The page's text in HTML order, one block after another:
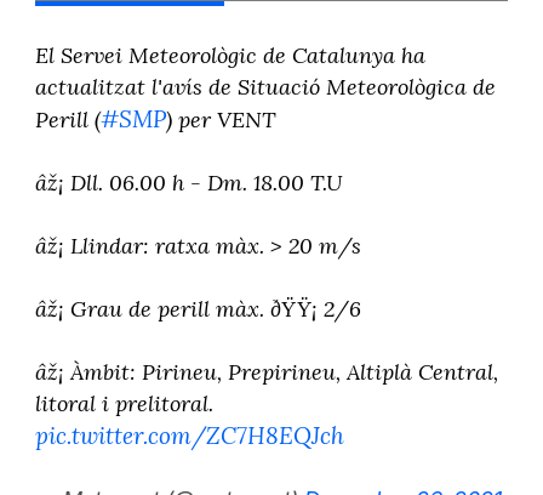
El Servei Meteorològic de Catalunya ha
actualitzat l'avís de Situació Meteorològica de
Perill (#SMP) per VENT
âž¡ Dll. 06.00 h - Dm. 18.00 T.U
âž¡ Llindar: ratxa màx. > 20 m/s
âž¡ Grau de perill màx. ðŸŸ¡ 2/6
âž¡ Àmbit: Pirineu, Prepirineu, Altiplà Central,
litoral i prelitoral.
pic.twitter.com/ZC7H8EQJch